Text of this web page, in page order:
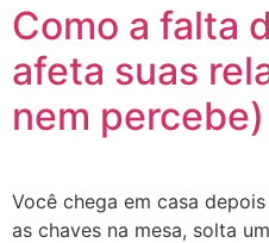
Como a falta
afeta suas
nem percebe)
Você chega em casa
as chaves na mesa, solta